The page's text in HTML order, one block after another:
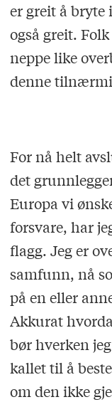
er greit å bryte
også greit.
neppe like
denne
For nå helt
det
Europa vi
forsvare, har
flagg. Jeg er
samfunn, nå
på en eller
Akkurat
bør hverken
kallet til å
om den ikke